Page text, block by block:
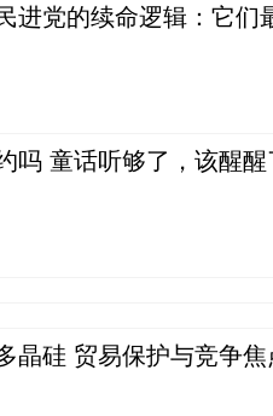
进党的续命逻辑：它们
吗 童话听够了，该醒醒
晶硅 贸易保护与竞争焦